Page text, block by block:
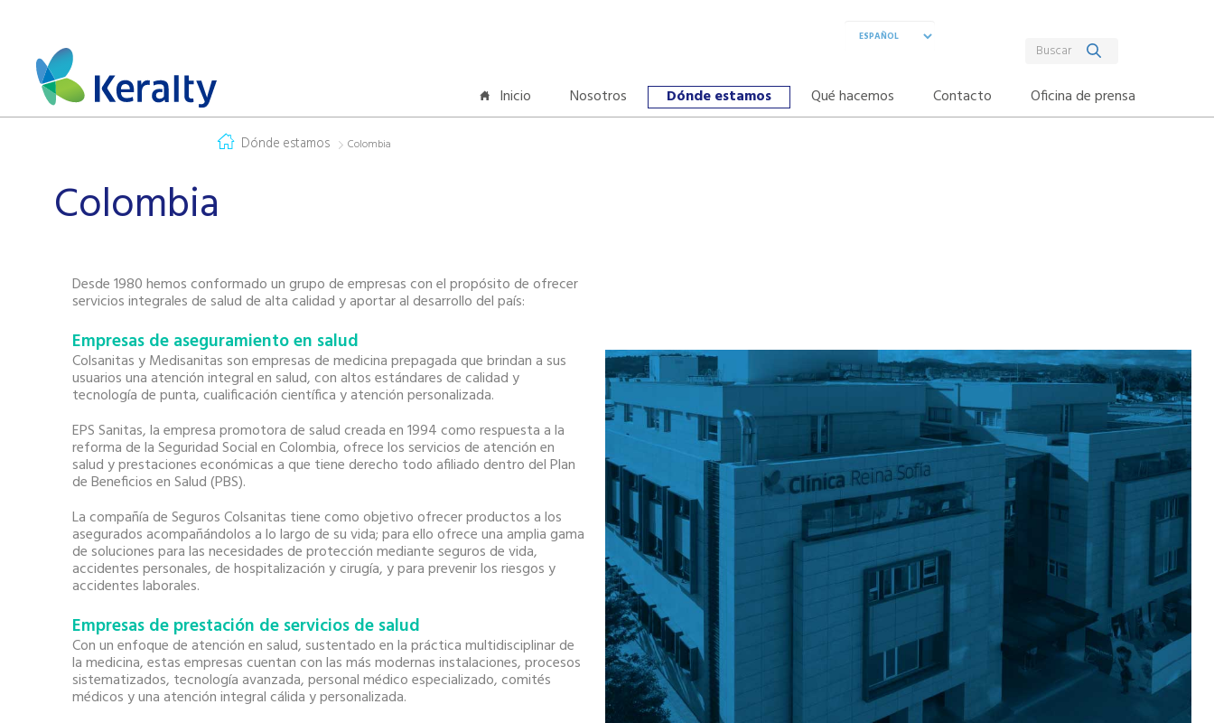
Inicio Nosotros Dónde estamos Qué hacemos Contacto Oficina de prensa
Dónde estamos Colombia
Colombia
Desde 1980 hemos conformado un grupo de empresas con el propósito de ofrecer
servicios integrales de salud de alta calidad y aportar al desarrollo del país:
Empresas de aseguramiento en salud
Colsanitas y Medisanitas son empresas de medicina prepagada que brindan a sus
usuarios una atención integral en salud, con altos estándares de calidad y
tecnología de punta, cualificación científica y atención personalizada.
EPS Sanitas, la empresa promotora de salud creada en 1994 como respuesta a la
reforma de la Seguridad Social en Colombia, ofrece los servicios de atención en
salud y prestaciones económicas a que tiene derecho todo afiliado dentro del Plan
de Beneficios en Salud (PBS).
La compañía de Seguros Colsanitas tiene como objetivo ofrecer productos a los
asegurados acompañándolos a lo largo de su vida; para ello ofrece una amplia gama
de soluciones para las necesidades de protección mediante seguros de vida,
accidentes personales, de hospitalización y cirugía, y para prevenir los riesgos y
accidentes laborales.
Empresas de prestación de servicios de salud
Con un enfoque de atención en salud, sustentado en la práctica multidisciplinar de
la medicina, estas empresas cuentan con las más modernas instalaciones, procesos
sistematizados, tecnología avanzada, personal médico especializado, comités
médicos y una atención integral cálida y personalizada.